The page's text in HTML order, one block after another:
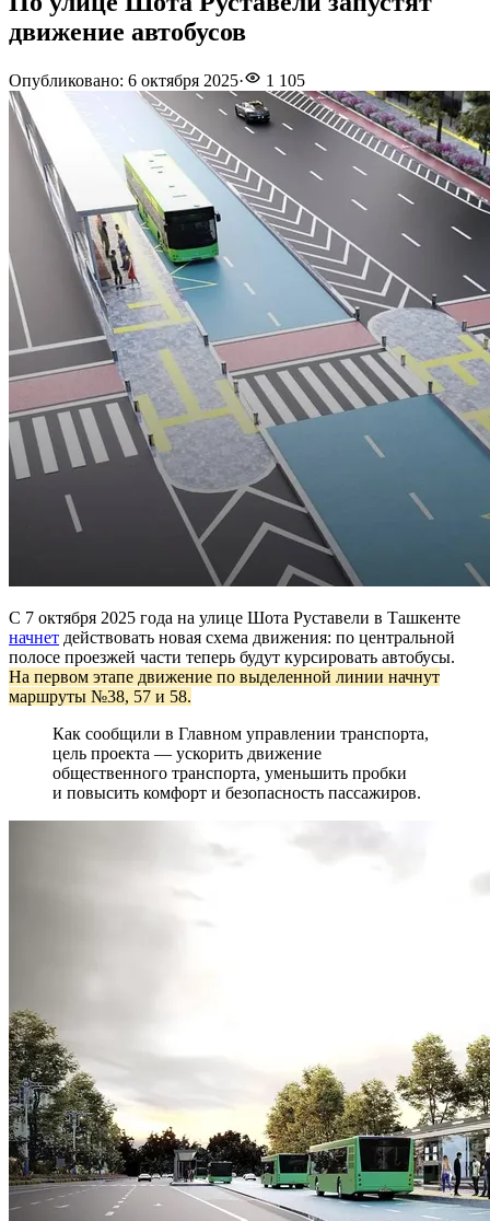
движение автобусов
Опубликовано: 6 октября 2025· 1 105
С 7 октября 2025 года на улице Шота Руставели в Ташкенте
начнет действовать новая схема движения: по центральной
полосе проезжей части теперь будут курсировать автобусы.
На первом этапе движение по выделенной линии начнут
маршруты №38, 57 и 58.
Как сообщили в Главном управлении транспорта,
цель проекта — ускорить движение
общественного транспорта, уменьшить пробки
и повысить комфорт и безопасность пассажиров.